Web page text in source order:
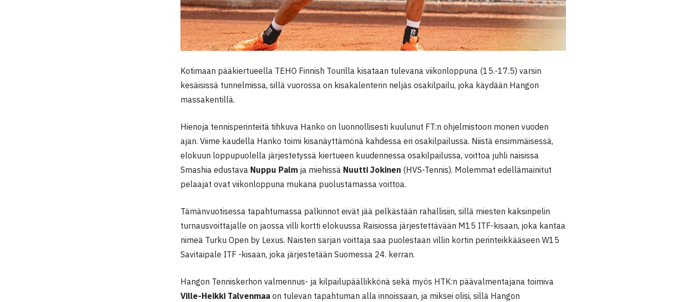
Kotimaan pääkiertueella TEHO Finnish Tourilla kisataan tulevana viikonloppuna (15.-17.5) varsin
kesäisissä tunnelmissa, sillä vuorossa on kisakalenterin neljäs osakilpailu, joka käydään Hangon
massakentillä.
Hienoja tennisperinteitä tihkuva Hanko on luonnollisesti kuulunut FT:n ohjelmistoon monen vuoden
ajan. Viime kaudella Hanko toimi kisanäyttämönä kahdessa eri osakilpailussa. Niistä ensimmäisessä,
elokuun loppupuolella järjestetyssä kiertueen kuudennessa osakilpailussa, voittoa juhli naisissa
Smashia edustava Nuppu Palm ja miehissä Nuutti Jokinen (HVS-Tennis). Molemmat edellämainitut
pelaajat ovat viikonloppuna mukana puolustamassa voittoa.
Tämänvuotisessa tapahtumassa palkinnot eivät jää pelkästään rahallisiin, sillä miesten kaksinpelin
turnausvoittajalle on jaossa villi kortti elokuussa Raisiossa järjestettävään M15 ITF-kisaan, joka kantaa
nimeä Turku Open by Lexus. Naisten sarjan voittaja saa puolestaan villin kortin perinteikkääseen W15
Savitaipale ITF -kisaan, joka järjestetään Suomessa 24. kerran.
Hangon Tenniskerhon valmennus- ja kilpailupäällikkönä sekä myös HTK:n päävalmentajana toimiva
Ville-Heikki Talvenmaa on tulevan tapahtuman alla innoissaan, ja miksei olisi, sillä Hangon